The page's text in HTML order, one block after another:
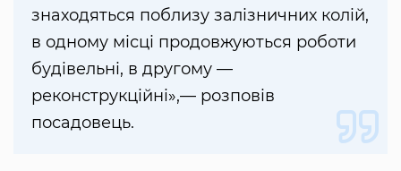
знаходяться поблизу залізничних колій,
в одному місці продовжуються роботи
будівельні, в другому —
реконструкційні»,— розповів
посадовець.